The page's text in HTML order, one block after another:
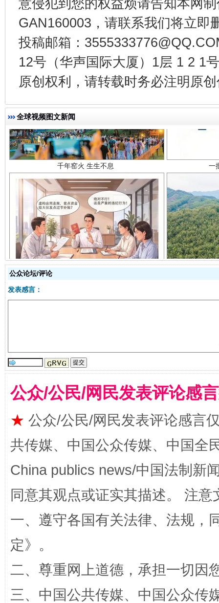
意侵犯到您的权益烦请告知本网
GAN160003，请联系我们将立即
投稿邮箱：
12号（华声国际大厦）1层 1 2 1
原创权利，请转载时务必注明原
全球视频图文新闻千年窑火 生生不息
揭开“小金库”的免责幌子
公众论坛/评论
发表感言：
公众/公民/网民发表评论感
★ 公众/公民/网民发表评论感言
共传媒、中国公众传媒、中国全
China publics news/中国法制新
同意其观点或证实其描述。 注
一、遵守各国有关法律、法规，
定》。
二、尊重网上道德，承担一切因
三、中国公共传媒、中国公众传